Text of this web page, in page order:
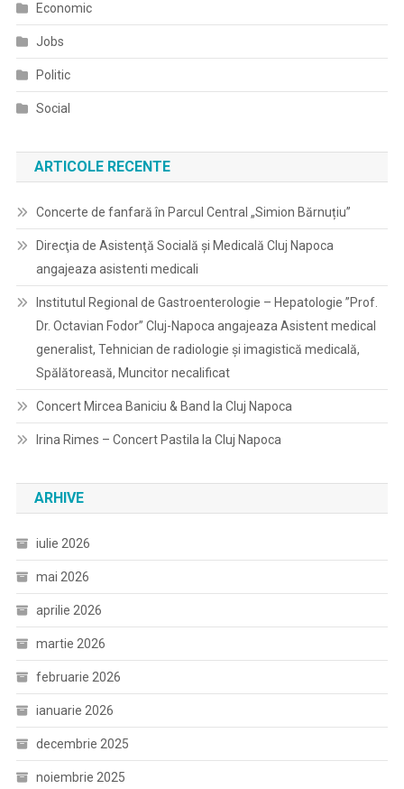
Economic
Jobs
Politic
Social
ARTICOLE RECENTE
Concerte de fanfară în Parcul Central „Simion Bărnuțiu”
Direcţia de Asistenţă Socială şi Medicală Cluj Napoca
angajeaza asistenti medicali
Institutul Regional de Gastroenterologie – Hepatologie ”Prof.
Dr. Octavian Fodor” Cluj-Napoca angajeaza Asistent medical
generalist, Tehnician de radiologie și imagistică medicală,
Spălătoreasă, Muncitor necalificat
Concert Mircea Baniciu & Band la Cluj Napoca
Irina Rimes – Concert Pastila la Cluj Napoca
ARHIVE
iulie 2026
mai 2026
aprilie 2026
martie 2026
februarie 2026
ianuarie 2026
decembrie 2025
noiembrie 2025